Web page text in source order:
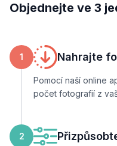
Objednejte ve 3
1 Nahrajte
Pomocí naší online
počet fotografií z
2